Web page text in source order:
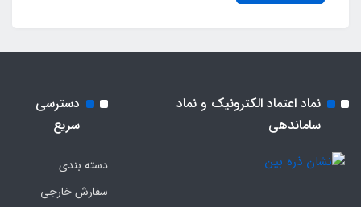
نماد اعتماد الکترونیک و نماد
ساماندهی
دسترسی
سریع
دسته بندی
سفارش خارجی